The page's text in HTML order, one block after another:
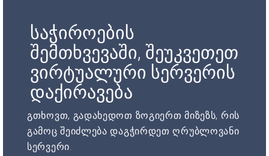
საჭიროების
შემთხვევაში, შეუკვეთეთ
ვირტუალური სერვერის
დაქირავება
გთხოვთ, გადახედოთ ზოგიერთ მიზეზს, რის
გამოც შეიძლება დაგჭირდეთ ღრუბლოვანი
სერვერი.